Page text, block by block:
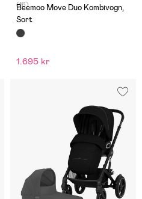
(16)
Beemoo Move Duo Kombivogn,
Sort
1.695 kr